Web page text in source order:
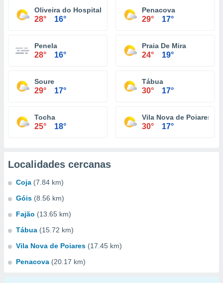
Oliveira do Hospital
28° 16°
Penacova
29° 17°
Penela
28° 16°
Praia De Mira
24° 19°
Soure
29° 17°
Tábua
30° 17°
Tocha
25° 18°
Vila Nova de Poiares
30° 17°
Localidades cercanas
Coja (7.84 km)
Góis (8.56 km)
Fajão (13.65 km)
Tábua (15.72 km)
Vila Nova de Poiares (17.45 km)
Penacova (20.17 km)